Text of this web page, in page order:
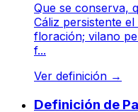
Que se conserva,
Cáliz persistente
floración; vilano
f...
Ver definición →
Definición de